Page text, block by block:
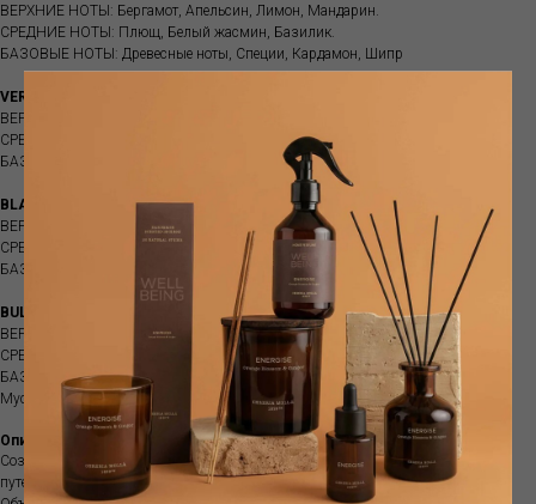
ВЕРХНИЕ НОТЫ: Бергамот, Апельсин, Лимон, Мандарин.
СРЕДНИЕ НОТЫ: Плющ, Белый жасмин, Базилик.
БАЗОВЫЕ НОТЫ: Древесные ноты, Специи, Кардамон, Шипр
VERBENA DI SICILIA-
ВЕРХНИЕ НОТЫ: Цитрусы, Бергамот, Лимон.
СРЕДНИЕ НОТЫ: Вербена, Лемонграсс, Зеленые листья.
БАЗОВЫЕ НОТЫ: Роза, Прибрежный лес, Мускус
BLACK ORCHID & LILY-цветочный, сладкий
ВЕРХНИЕ НОТЫ: Бергамот, Апельсин, Мандарин, Абрикос.
СРЕДНИЕ НОТЫ: Орхидея, Ландыш, Лилия, Пион.
БАЗОВЫЕ НОТЫ: Древесные ноты, Мускус
BULGARIAN ROSE & OUD-
цветочный, сладкий, древесный
ВЕРХНИЕ НОТЫ: Фруктовые ноты, Красные ягоды, Бергамот.
СРЕДНИЕ НОТЫ: Цветочные ноты, Роза, Пион.
БАЗОВЫЕ НОТЫ: Ориентальные ноты, Сандал, Пачули, Пралине, Дерево Уд,
Мускус
Описание
Создайте особую атмосферу от CERERÍA MOLLÁ 1899 даже во время
путешествия и наслаждайтесь любимым ароматом в дороге и в отелях.